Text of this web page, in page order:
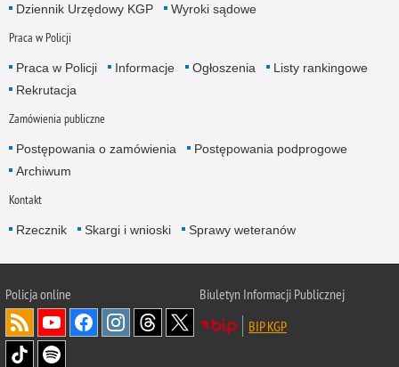
Dziennik Urzędowy KGP Wyroki sądowe
Praca w Policji
Praca w Policji Informacje Ogłoszenia
Listy rankingowe
Rekrutacja
Zamówienia publiczne
Postępowania o zamówienia
Postępowania podprogowe
Archiwum
Kontakt
Rzecznik Skargi i wnioski Sprawy weteranów
Policjaonline
Biuletyn Informacji Publicznej
BIP KGP